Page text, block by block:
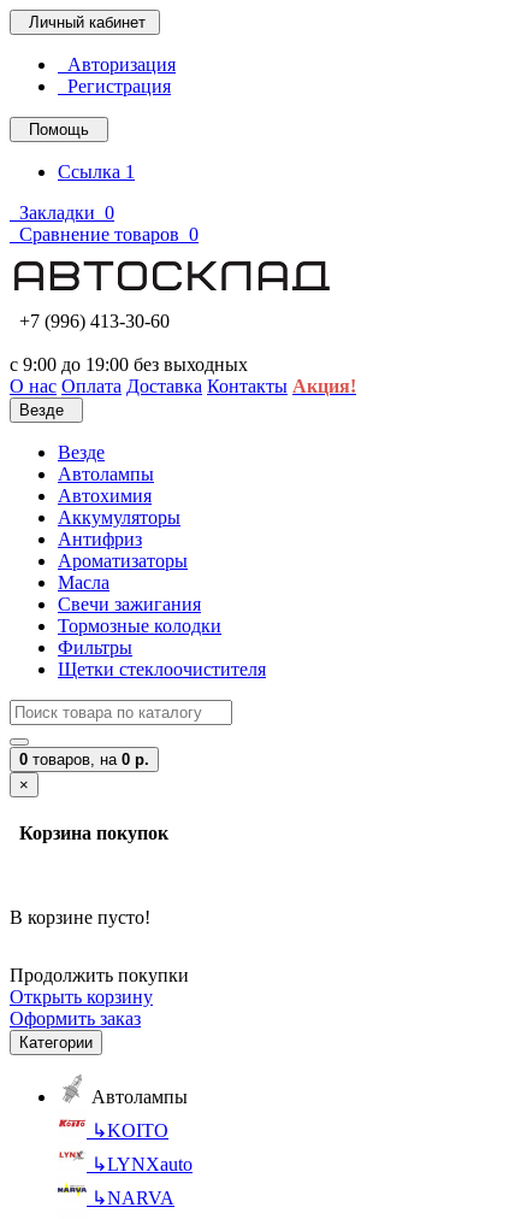
Личный кабинет
Авторизация
Регистрация
Помощь
Ссылка 1
Закладки 0
Сравнение товаров 0
+7 (996) 413-30-60
с 9:00 до 19:00 без выходных
О нас Оплата Доставка Контакты Акция!
Везде
Везде
Автолампы
Автохимия
Аккумуляторы
Антифриз
Ароматизаторы
Масла
Свечи зажигания
Тормозные колодки
Фильтры
Щетки стеклоочистителя
0 товаров, на 0 р.
×
Корзина покупок
В корзине пусто!
Продолжить покупки
Открыть корзину
Оформить заказ
Категории
Автолампы
↳KOITO
↳LYNXauto
↳NARVA